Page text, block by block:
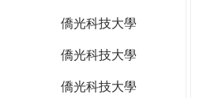
僑光科技大學
僑光科技大學
僑光科技大學